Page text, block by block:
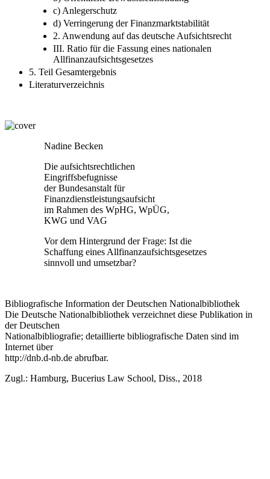
a) Marktvertrauen
b) Öffentliche Bewusstseinsbildung
c) Anlegerschutz
d) Verringerung der Finanzmarktstabilität
2. Anwendung auf das deutsche Aufsichtsrecht
III. Ratio für die Fassung eines nationalen
Allfinanzaufsichtsgesetzes
Nadine Becken
Die aufsichtsrechtlichen
Eingriffsbefugnisse
der Bundesanstalt für
Finanzdienstleistungsaufsicht
KWG und VAG
Vor dem Hintergrund der Frage: Ist die
Bibliografische Information der Deutschen Nationalbibliothek
Die Deutsche Nationalbibliothek verzeichnet diese Publikation in
der Deutschen
Nationalbibliografie; detaillierte bibliografische Daten sind im
http://dnb.d-nb.deabrufbar.